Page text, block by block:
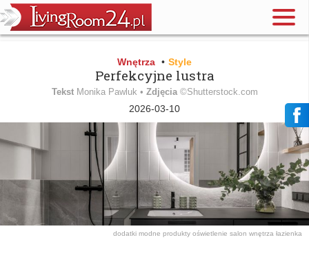
Wnętrza • Style
Perfekcyjne lustra
Tekst Monika Pawluk • Zdjęcia ©Shutterstock.com
2026-03-10
dodatki modne produkty oświetlenie salon wnętrza łazienka